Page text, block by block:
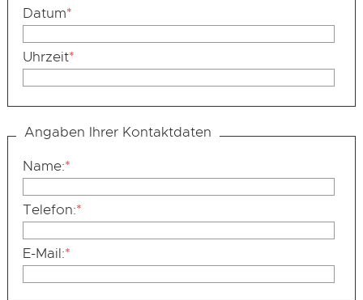
Datum*
Uhrzeit*
Angaben Ihrer Kontaktdaten
Name:*
Telefon:*
E-Mail:*